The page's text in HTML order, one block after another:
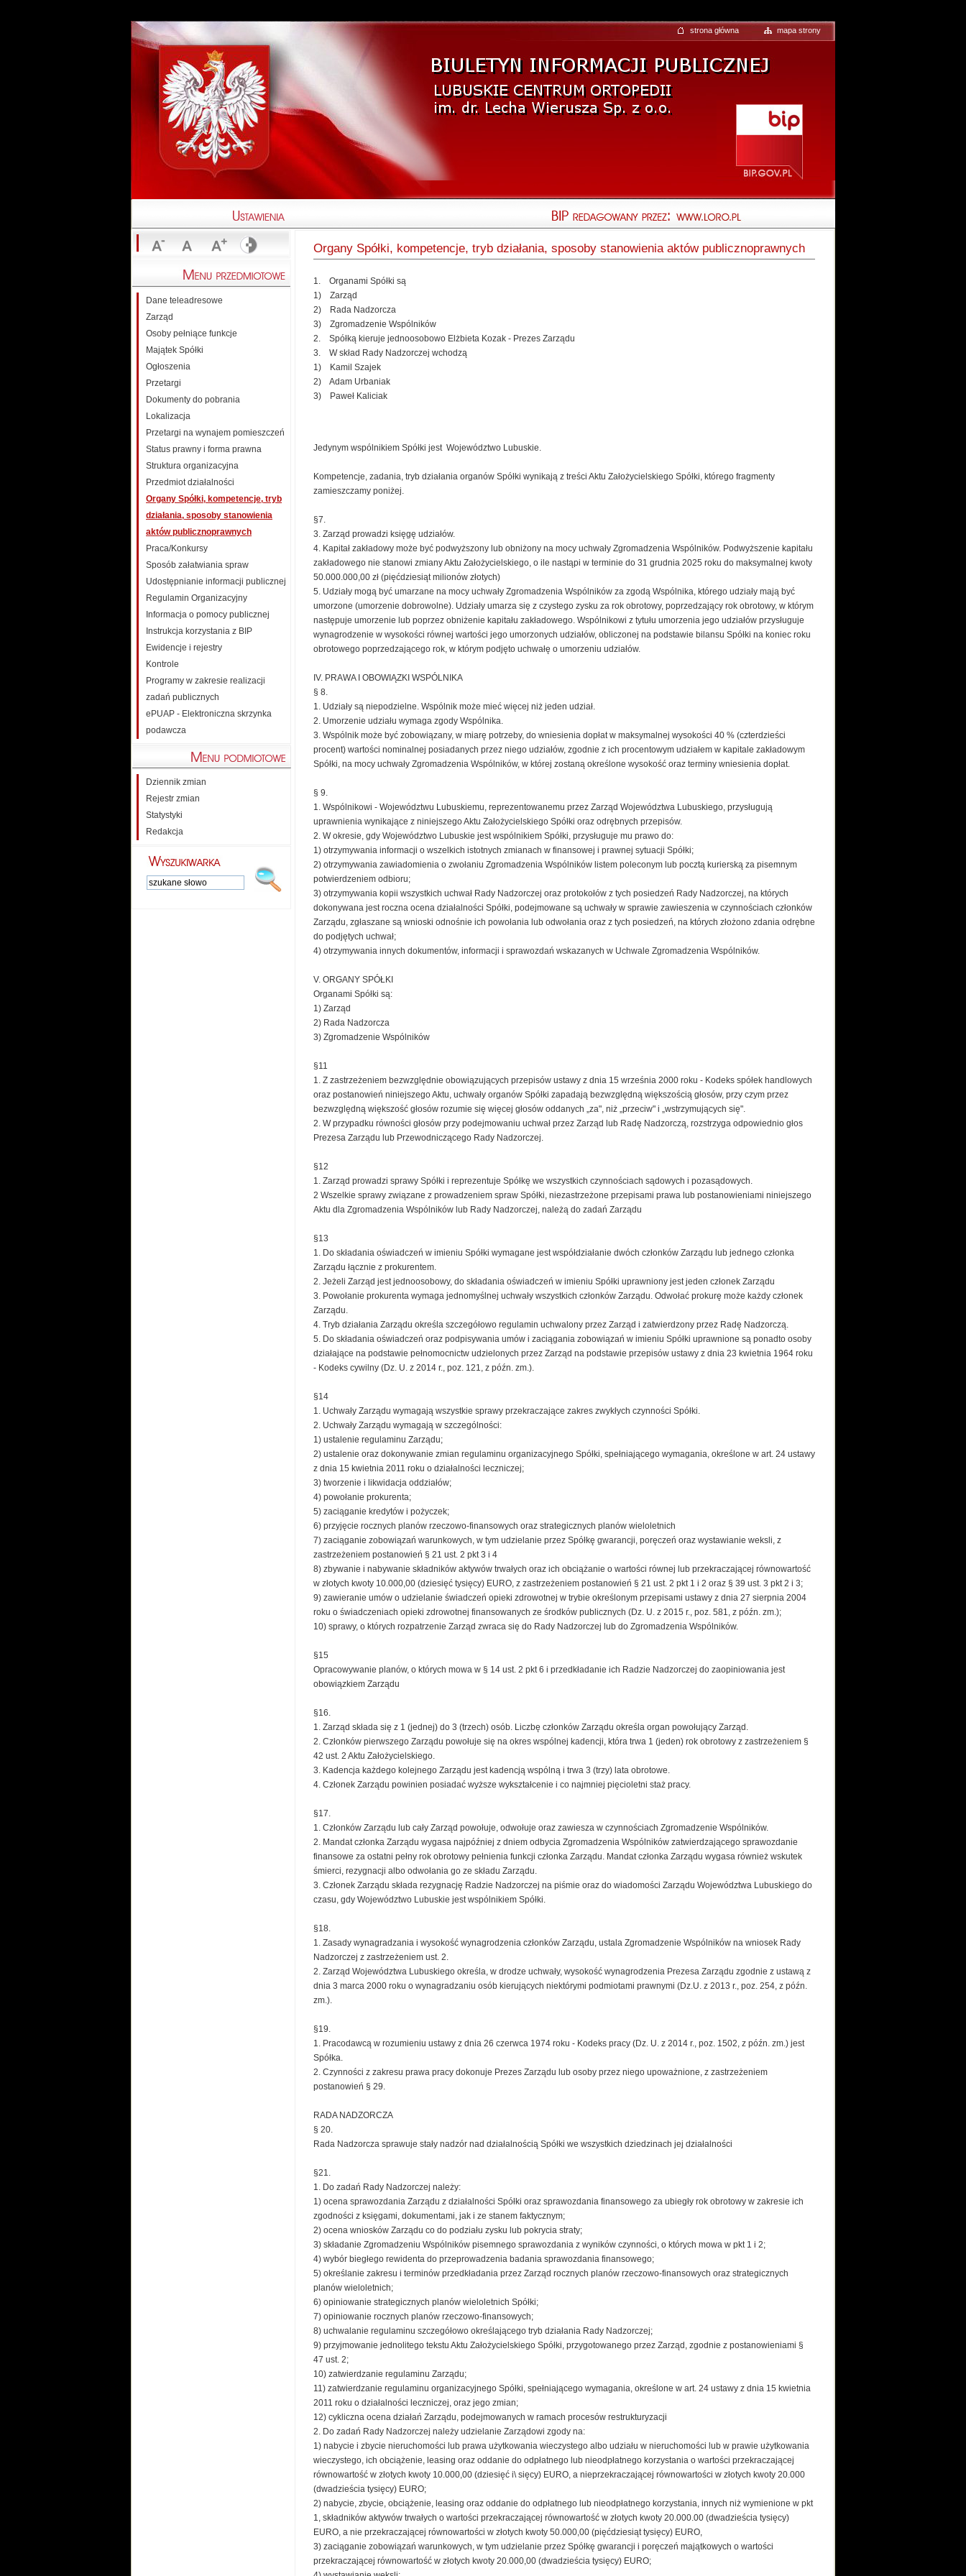
strona główna mapa strony
Organy Spółki, kompetencje, tryb działania, sposoby stanowienia aktów publicznoprawnych
1. Organami Spółki są
1) Zarząd
2) Rada Nadzorcza
3) Zgromadzenie Wspólników
2. Spółką kieruje jednoosobowo Elżbieta Kozak - Prezes Zarządu
3. W skład Rady Nadzorczej wchodzą
1) Kamil Szajek
2) Adam Urbaniak
3) Paweł Kaliciak
Jedynym wspólnikiem Spółki jest Województwo Lubuskie.
Kompetencje, zadania, tryb działania organów Spółki wynikają z treści Aktu Założycielskiego Spółki, którego fragmenty
zamieszczamy poniżej.
§7.
3. Zarząd prowadzi księgę udziałów.
4. Kapitał zakładowy może być podwyższony lub obniżony na mocy uchwały Zgromadzenia Wspólników. Podwyższenie kapitału
zakładowego nie stanowi zmiany Aktu Założycielskiego, o ile nastąpi w terminie do 31 grudnia 2025 roku do maksymalnej kwoty
50.000.000,00 zł (pięćdziesiąt milionów złotych)
5. Udziały mogą być umarzane na mocy uchwały Zgromadzenia Wspólników za zgodą Wspólnika, którego udziały mają być
umorzone (umorzenie dobrowolne). Udziały umarza się z czystego zysku za rok obrotowy, poprzedzający rok obrotowy, w którym
następuje umorzenie lub poprzez obniżenie kapitału zakładowego. Wspólnikowi z tytułu umorzenia jego udziałów przysługuje
wynagrodzenie w wysokości równej wartości jego umorzonych udziałów, obliczonej na podstawie bilansu Spółki na koniec roku
obrotowego poprzedzającego rok, w którym podjęto uchwałę o umorzeniu udziałów.
IV. PRAWA I OBOWIĄZKI WSPÓLNIKA
§ 8.
1. Udziały są niepodzielne. Wspólnik może mieć więcej niż jeden udział.
2. Umorzenie udziału wymaga zgody Wspólnika.
3. Wspólnik może być zobowiązany, w miarę potrzeby, do wniesienia dopłat w maksymalnej wysokości 40 % (czterdzieści
procent) wartości nominalnej posiadanych przez niego udziałów, zgodnie z ich procentowym udziałem w kapitale zakładowym
Spółki, na mocy uchwały Zgromadzenia Wspólników, w której zostaną określone wysokość oraz terminy wniesienia dopłat.
§ 9.
1. Wspólnikowi - Województwu Lubuskiemu, reprezentowanemu przez Zarząd Województwa Lubuskiego, przysługują
uprawnienia wynikające z niniejszego Aktu Założycielskiego Spółki oraz odrębnych przepisów.
2. W okresie, gdy Województwo Lubuskie jest wspólnikiem Spółki, przysługuje mu prawo do:
1) otrzymywania informacji o wszelkich istotnych zmianach w finansowej i prawnej sytuacji Spółki;
2) otrzymywania zawiadomienia o zwołaniu Zgromadzenia Wspólników listem poleconym lub pocztą kurierską za pisemnym
potwierdzeniem odbioru;
3) otrzymywania kopii wszystkich uchwał Rady Nadzorczej oraz protokołów z tych posiedzeń Rady Nadzorczej, na których
dokonywana jest roczna ocena działalności Spółki, podejmowane są uchwały w sprawie zawieszenia w czynnościach członków
Zarządu, zgłaszane są wnioski odnośnie ich powołania lub odwołania oraz z tych posiedzeń, na których złożono zdania odrębne
do podjętych uchwał;
4) otrzymywania innych dokumentów, informacji i sprawozdań wskazanych w Uchwale Zgromadzenia Wspólników.
V. ORGANY SPÓŁKI
Organami Spółki są:
1) Zarząd
2) Rada Nadzorcza
3) Zgromadzenie Wspólników
§11
1. Z zastrzeżeniem bezwzględnie obowiązujących przepisów ustawy z dnia 15 września 2000 roku - Kodeks spółek handlowych
oraz postanowień niniejszego Aktu, uchwały organów Spółki zapadają bezwzględną większością głosów, przy czym przez
bezwzględną większość głosów rozumie się więcej głosów oddanych „za", niż „przeciw" i „wstrzymujących się".
2. W przypadku równości głosów przy podejmowaniu uchwał przez Zarząd lub Radę Nadzorczą, rozstrzyga odpowiednio głos
Prezesa Zarządu lub Przewodniczącego Rady Nadzorczej.
§12
1. Zarząd prowadzi sprawy Spółki i reprezentuje Spółkę we wszystkich czynnościach sądowych i pozasądowych.
2 Wszelkie sprawy związane z prowadzeniem spraw Spółki, niezastrzeżone przepisami prawa lub postanowieniami niniejszego
Aktu dla Zgromadzenia Wspólników lub Rady Nadzorczej, należą do zadań Zarządu
§13
1. Do składania oświadczeń w imieniu Spółki wymagane jest współdziałanie dwóch członków Zarządu lub jednego członka
Zarządu łącznie z prokurentem.
2. Jeżeli Zarząd jest jednoosobowy, do składania oświadczeń w imieniu Spółki uprawniony jest jeden członek Zarządu
3. Powołanie prokurenta wymaga jednomyślnej uchwały wszystkich członków Zarządu. Odwołać prokurę może każdy członek
Zarządu.
4. Tryb działania Zarządu określa szczegółowo regulamin uchwalony przez Zarząd i zatwierdzony przez Radę Nadzorczą.
5. Do składania oświadczeń oraz podpisywania umów i zaciągania zobowiązań w imieniu Spółki uprawnione są ponadto osoby
działające na podstawie pełnomocnictw udzielonych przez Zarząd na podstawie przepisów ustawy z dnia 23 kwietnia 1964 roku
- Kodeks cywilny (Dz. U. z 2014 r., poz. 121, z późn. zm.).
§14
1. Uchwały Zarządu wymagają wszystkie sprawy przekraczające zakres zwykłych czynności Spółki.
2. Uchwały Zarządu wymagają w szczególności:
1) ustalenie regulaminu Zarządu;
2) ustalenie oraz dokonywanie zmian regulaminu organizacyjnego Spółki, spełniającego wymagania, określone w art. 24 ustawy
z dnia 15 kwietnia 2011 roku o działalności leczniczej;
3) tworzenie i likwidacja oddziałów;
4) powołanie prokurenta;
5) zaciąganie kredytów i pożyczek;
6) przyjęcie rocznych planów rzeczowo-finansowych oraz strategicznych planów wieloletnich
7) zaciąganie zobowiązań warunkowych, w tym udzielanie przez Spółkę gwarancji, poręczeń oraz wystawianie weksli, z
zastrzeżeniem postanowień § 21 ust. 2 pkt 3 i 4
8) zbywanie i nabywanie składników aktywów trwałych oraz ich obciążanie o wartości równej lub przekraczającej równowartość
w złotych kwoty 10.000,00 (dziesięć tysięcy) EURO, z zastrzeżeniem postanowień § 21 ust. 2 pkt 1 i 2 oraz § 39 ust. 3 pkt 2 i 3;
9) zawieranie umów o udzielanie świadczeń opieki zdrowotnej w trybie określonym przepisami ustawy z dnia 27 sierpnia 2004
roku o świadczeniach opieki zdrowotnej finansowanych ze środków publicznych (Dz. U. z 2015 r., poz. 581, z późn. zm.);
10) sprawy, o których rozpatrzenie Zarząd zwraca się do Rady Nadzorczej lub do Zgromadzenia Wspólników.
§15
Opracowywanie planów, o których mowa w § 14 ust. 2 pkt 6 i przedkładanie ich Radzie Nadzorczej do zaopiniowania jest
obowiązkiem Zarządu
§16.
1. Zarząd składa się z 1 (jednej) do 3 (trzech) osób. Liczbę członków Zarządu określa organ powołujący Zarząd.
2. Członków pierwszego Zarządu powołuje się na okres wspólnej kadencji, która trwa 1 (jeden) rok obrotowy z zastrzeżeniem §
42 ust. 2 Aktu Założycielskiego.
3. Kadencja każdego kolejnego Zarządu jest kadencją wspólną i trwa 3 (trzy) lata obrotowe.
4. Członek Zarządu powinien posiadać wyższe wykształcenie i co najmniej pięcioletni staż pracy.
§17.
1. Członków Zarządu lub cały Zarząd powołuje, odwołuje oraz zawiesza w czynnościach Zgromadzenie Wspólników.
2. Mandat członka Zarządu wygasa najpóźniej z dniem odbycia Zgromadzenia Wspólników zatwierdzającego sprawozdanie
finansowe za ostatni pełny rok obrotowy pełnienia funkcji członka Zarządu. Mandat członka Zarządu wygasa również wskutek
śmierci, rezygnacji albo odwołania go ze składu Zarządu.
3. Członek Zarządu składa rezygnację Radzie Nadzorczej na piśmie oraz do wiadomości Zarządu Województwa Lubuskiego do
czasu, gdy Województwo Lubuskie jest wspólnikiem Spółki.
§18.
1. Zasady wynagradzania i wysokość wynagrodzenia członków Zarządu, ustala Zgromadzenie Wspólników na wniosek Rady
Nadzorczej z zastrzeżeniem ust. 2.
2. Zarząd Województwa Lubuskiego określa, w drodze uchwały, wysokość wynagrodzenia Prezesa Zarządu zgodnie z ustawą z
dnia 3 marca 2000 roku o wynagradzaniu osób kierujących niektórymi podmiotami prawnymi (Dz.U. z 2013 r., poz. 254, z późn.
zm.).
§19.
1. Pracodawcą w rozumieniu ustawy z dnia 26 czerwca 1974 roku - Kodeks pracy (Dz. U. z 2014 r., poz. 1502, z późn. zm.) jest
Spółka.
2. Czynności z zakresu prawa pracy dokonuje Prezes Zarządu lub osoby przez niego upoważnione, z zastrzeżeniem
postanowień § 29.
RADA NADZORCZA
§ 20.
Rada Nadzorcza sprawuje stały nadzór nad działalnością Spółki we wszystkich dziedzinach jej działalności
§21.
1. Do zadań Rady Nadzorczej należy:
1) ocena sprawozdania Zarządu z działalności Spółki oraz sprawozdania finansowego za ubiegły rok obrotowy w zakresie ich
zgodności z księgami, dokumentami, jak i ze stanem faktycznym;
2) ocena wniosków Zarządu co do podziału zysku lub pokrycia straty;
3) składanie Zgromadzeniu Wspólników pisemnego sprawozdania z wyników czynności, o których mowa w pkt 1 i 2;
4) wybór biegłego rewidenta do przeprowadzenia badania sprawozdania finansowego;
5) określanie zakresu i terminów przedkładania przez Zarząd rocznych planów rzeczowo-finansowych oraz strategicznych
planów wieloletnich;
6) opiniowanie strategicznych planów wieloletnich Spółki;
7) opiniowanie rocznych planów rzeczowo-finansowych;
8) uchwalanie regulaminu szczegółowo określającego tryb działania Rady Nadzorczej;
9) przyjmowanie jednolitego tekstu Aktu Założycielskiego Spółki, przygotowanego przez Zarząd, zgodnie z postanowieniami §
47 ust. 2;
10) zatwierdzanie regulaminu Zarządu;
11) zatwierdzanie regulaminu organizacyjnego Spółki, spełniającego wymagania, określone w art. 24 ustawy z dnia 15 kwietnia
2011 roku o działalności leczniczej, oraz jego zmian;
12) cykliczna ocena działań Zarządu, podejmowanych w ramach procesów restrukturyzacji
2. Do zadań Rady Nadzorczej należy udzielanie Zarządowi zgody na:
1) nabycie i zbycie nieruchomości lub prawa użytkowania wieczystego albo udziału w nieruchomości lub w prawie użytkowania
wieczystego, ich obciążenie, leasing oraz oddanie do odpłatnego lub nieodpłatnego korzystania o wartości przekraczającej
równowartość w złotych kwoty 10.000,00 (dziesięć i\ sięcy) EURO, a nieprzekraczającej równowartości w złotych kwoty 20.000
(dwadzieścia tysięcy) EURO;
2) nabycie, zbycie, obciążenie, leasing oraz oddanie do odpłatnego lub nieodpłatnego korzystania, innych niż wymienione w pkt
1, składników aktywów trwałych o wartości przekraczającej równowartość w złotych kwoty 20.000.00 (dwadzieścia tysięcy)
EURO, a nie przekraczającej równowartości w złotych kwoty 50.000,00 (pięćdziesiąt tysięcy) EURO,
3) zaciąganie zobowiązań warunkowych, w tym udzielanie przez Spółkę gwarancji i poręczeń majątkowych o wartości
przekraczającej równowartość w złotych kwoty 20.000,00 (dwadzieścia tysięcy) EURO;
Dane teleadresowe
Zarząd
Osoby pełniące funkcje
Majątek Spółki
Ogłoszenia
Przetargi
Dokumenty do pobrania
Lokalizacja
Przetargi na wynajem pomieszczeń
Status prawny i forma prawna
Struktura organizacyjna
Przedmiot działalności
Organy Spółki, kompetencje, tryb
działania, sposoby stanowienia
aktów publicznoprawnych
Praca/Konkursy
Sposób załatwiania spraw
Udostępnianie informacji publicznej
Regulamin Organizacyjny
Informacja o pomocy publicznej
Instrukcja korzystania z BIP
Ewidencje i rejestry
Kontrole
Programy w zakresie realizacji
zadań publicznych
ePUAP - Elektroniczna skrzynka
podawcza
Dziennik zmian
Rejestr zmian
Statystyki
Redakcja